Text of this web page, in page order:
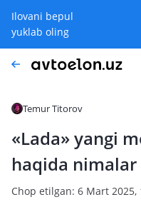
Ilovani bepul
yuklab oling
Temur Titorov
«Lada» yangi
haqida nimalar
Chop etilgan: 6 Mart 2025,